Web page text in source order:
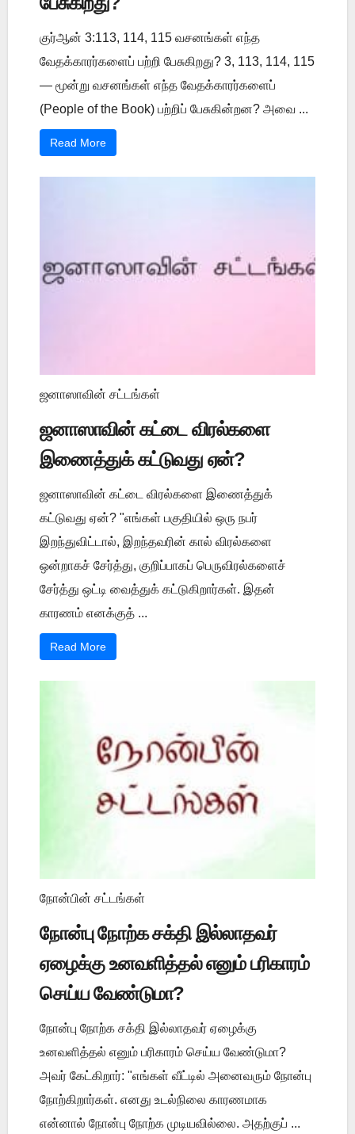
குர்ஆன் 3:113, 114, 115 வசனங்கள் எந்த
வேதக்காரர்களைப் பற்றி பேசுகிறது? 3, 113, 114, 115
— மூன்று வசனங்கள் எந்த வேதக்காரர்களைப்
(People of the Book) பற்றிப் பேசுகின்றன? அவை ...
Read More
ஜனாஸாவின் சட்டங்கள்
ஜனாஸாவின் கட்டை விரல்களை
இணைத்துக் கட்டுவது ஏன்?
ஜனாஸாவின் கட்டை விரல்களை இணைத்துக்
கட்டுவது ஏன்? "எங்கள் பகுதியில் ஒரு நபர்
இறந்துவிட்டால், இறந்தவரின் கால் விரல்களை
ஒன்றாகச் சேர்த்து, குறிப்பாகப் பெருவிரல்களைச்
சேர்த்து ஒட்டி வைத்துக் கட்டுகிறார்கள். இதன்
காரணம் எனக்குத் ...
Read More
நோன்பின் சட்டங்கள்
நோன்பு நோற்க சக்தி இல்லாதவர்
ஏழைக்கு உனவளித்தல் எனும் பரிகாரம்
செய்ய வேண்டுமா?
நோன்பு நோற்க சக்தி இல்லாதவர் ஏழைக்கு
உனவளித்தல் எனும் பரிகாரம் செய்ய வேண்டுமா?
அவர் கேட்கிறார்: "எங்கள் வீட்டில் அனைவரும் நோன்பு
நோற்கிறார்கள். எனது உடல்நிலை காரணமாக
என்னால் நோன்பு நோற்க முடியவில்லை. அதற்குப் ...